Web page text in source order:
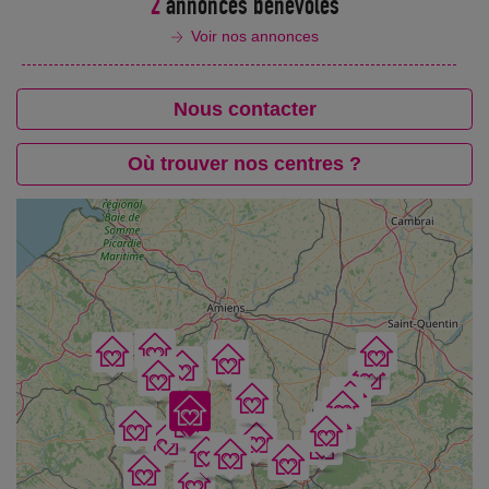
Voir nos annonces
Nous contacter
Où trouver nos centres ?